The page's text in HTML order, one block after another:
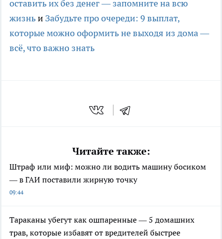
оставить их без денег — запомните на всю
жизньи Забудьте про очереди: 9 выплат,
которые можно оформить не выходя из дома —
всё, что важно знать
Читайте также:
Штраф или миф: можно ли водить машину босиком
— в ГАИ поставили жирную точку
09:44
Тараканы убегут как ошпаренные — 5 домашних
трав, которые избавят от вредителей быстрее